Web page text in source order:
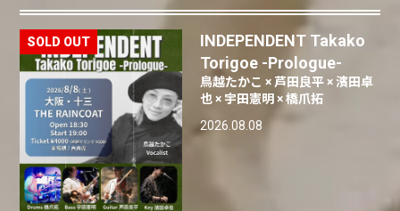
INDEPENDENT Takako
Torigoe -Prologue-
鳥越たかこ × 芦田良平 × 濱田卓
也 × 宇田憲明 × 橋爪拓
2026.08.08